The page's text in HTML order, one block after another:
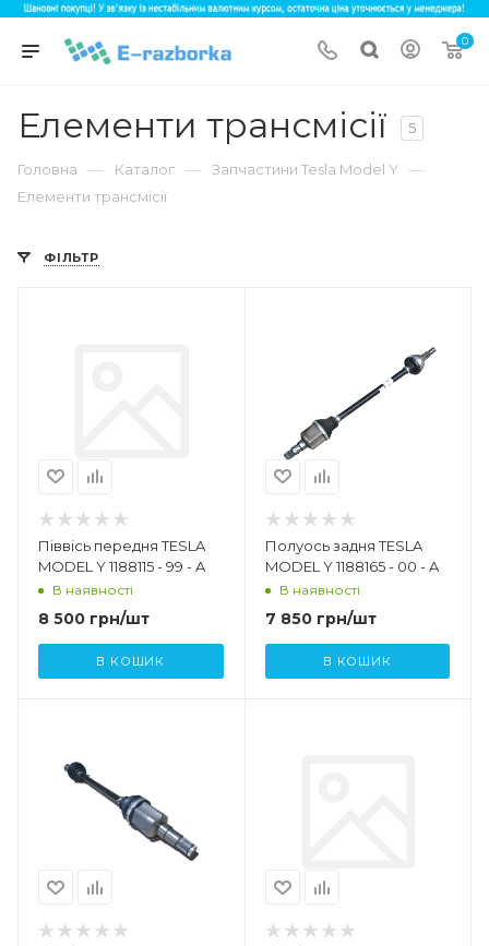
0
Елементи трансмісії 5
Головна — Каталог — Запчастини Tesla Model Y —
Елементи трансмісії
ФІЛЬТР
Піввісь передня TESLA
MODEL Y 1188115 - 99 - A
В наявності
8 500 грн/шт
В КОШИК
Полуось задня TESLA
MODEL Y 1188165 - 00 - A
В наявності
7 850грн/шт
В КОШИК